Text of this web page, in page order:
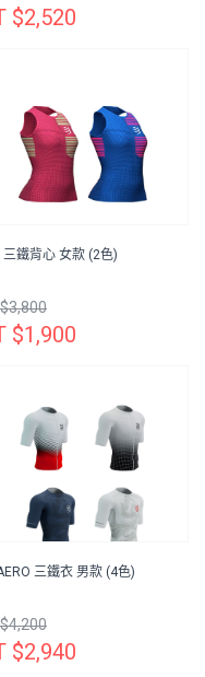
$2,520
三鐵背心 女款 (2色)
$1,900
三鐵衣 男款 (4色)
$2,940